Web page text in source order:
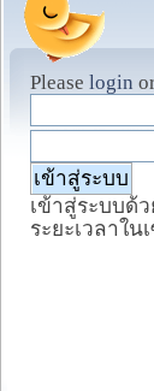
Please login
เข้าสู่ระบบด้
ระยะเวลาใน